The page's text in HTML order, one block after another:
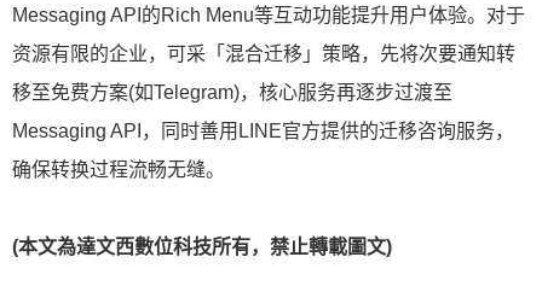
Messaging API的Rich Menu等互动功能提升用户体验。对于
资源有限的企业，可采「混合迁移」策略，先将次要通知转
移至免费方案(如Telegram)，核心服务再逐步过渡至
Messaging API，同时善用LINE官方提供的迁移咨询服务，
确保转换过程流畅无缝。
(本文為達文西數位科技所有，禁止轉載圖文)